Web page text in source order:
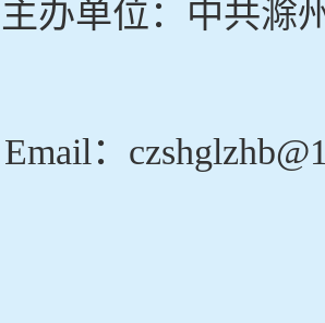
主办单位：中共滁
Email：